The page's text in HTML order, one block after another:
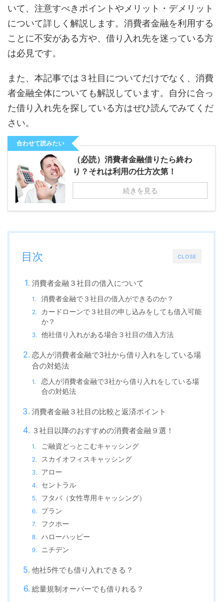
いて、注意すべきポイントやメリット・デメリット
について詳しく解説します。消費者金融を利用する
ことに不安がある方や、借り入れ先を迷っている方
は必見です。
また、本記事では３社目についてだけでなく、消費
者金融全体についても解説しています。自分に合っ
た借り入れ先を探している方はぜひ読んでみてくだ
さい。
合わせて読みたい
（必読）消費者金融借りたら終わ
り？それは利用の仕方次第！
続きを見る
CLOSE
目次
消費者金融３社目の借入について
消費者金融で３社目の借入ができるのか？
カードローンで３社目の申し込みをしても借入可能
か？
他社借り入れがある場合３社目の借入方法
恋人が消費者金融で3社から借り入れをしている場
合の対処法
恋人が消費者金融で3社から借り入れをしている場
合の対処法
消費者金融３社目の比較と返済ポイント
３社目以降のおすすめの消費者金融９選！
ご融資どっとこむキャッシング
スカイオフィスキャッシング
アロー
セントラル
フタバ（女性専用キャッシング）
プラン
フクホー
ハローハッピー
ニチデン
他社5件でも借り入れできる？
総量規制オーバーでも借りれる？